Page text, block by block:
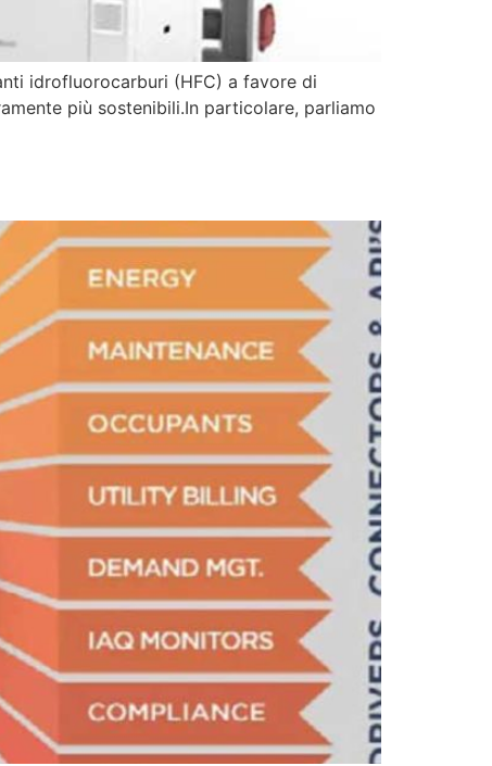
idrofluorocarburi (HFC) a favore di
più sostenibili.In particolare, parliamo